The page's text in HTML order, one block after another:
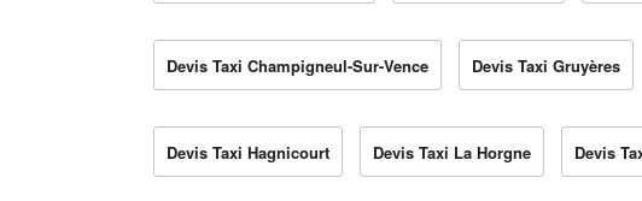
Devis Taxi Champigneul-Sur-Vence Devis Taxi Gruyères
Devis Taxi Hagnicourt Devis Taxi La Horgne Devis